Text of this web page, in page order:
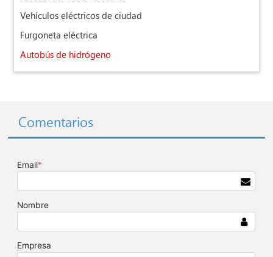
Vehículos eléctricos de ciudad
Furgoneta eléctrica
Autobús de hidrógeno
Comentarios